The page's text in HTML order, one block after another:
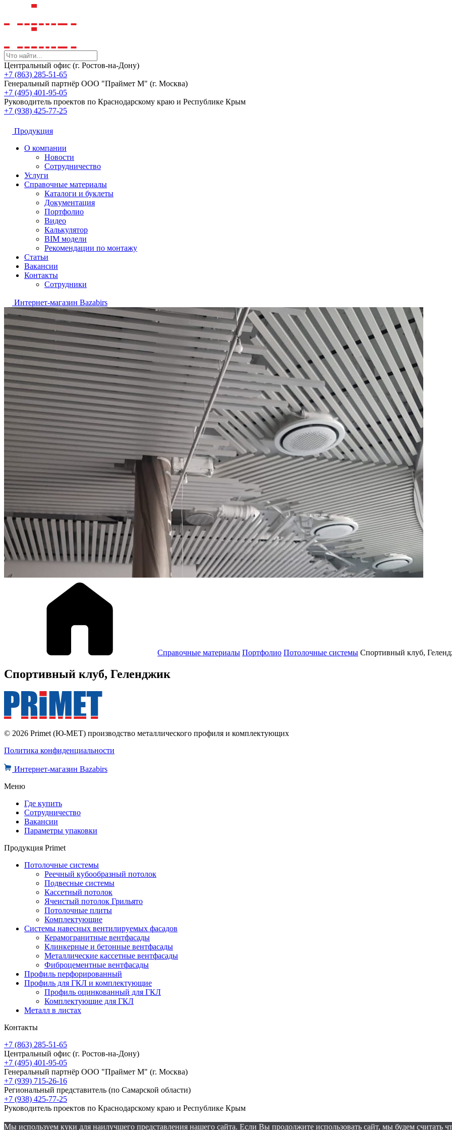
Центральный офис (г. Ростов-на-Дону)
+7 (863) 285-51-65
Генеральный партнёр ООО "Праймет М" (г. Москва)
+7 (495) 401-95-05
Руководитель проектов по Краснодарскому краю и Республике Крым
+7 (938) 425-77-25
Продукция
О компании
Новости
Сотрудничество
Услуги
Справочные материалы
Каталоги и буклеты
Документация
Портфолио
Видео
Калькулятор
BIM модели
Рекомендации по монтажу
Статьи
Вакансии
Контакты
Сотрудники
Интернет-магазин Bazabirs
Справочные материалы Портфолио Потолочные системы Спортивный клуб,
Спортивный клуб, Геленджик
© 2026 Primet (Ю-МЕТ) производство металлического профиля и комплектующих
Политика конфиденциальности
Интернет-магазин Bazabirs
Меню
Где купить
Сотрудничество
Вакансии
Параметры упаковки
Продукция Primet
Потолочные системы
Реечный кубообразный потолок
Подвесные системы
Кассетный потолок
Ячеистый потолок Грильято
Потолочные плиты
Комплектующие
Системы навесных вентилируемых фасадов
Керамогранитные вентфасады
Клинкерные и бетонные вентфасады
Металлические кассетные вентфасады
Фиброцементные вентфасады
Профиль перфорированный
Профиль для ГКЛ и комплектующие
Профиль оцинкованный для ГКЛ
Комплектующие для ГКЛ
Металл в листах
Контакты
+7 (863) 285-51-65
Центральный офис (г. Ростов-на-Дону)
+7 (495) 401-95-05
Генеральный партнёр ООО "Праймет М" (г. Москва)
+7 (939) 715-26-16
Региональный представитель (по Самарской области)
+7 (938) 425-77-25
Руководитель проектов по Краснодарскому краю и Республике Крым
Мы используем куки для наилучшего представления нашего сайта. Если Вы продолжите использовать сайт, мы будем считать